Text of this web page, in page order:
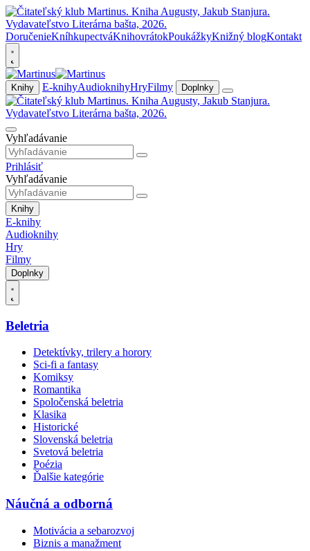
DoručenieKníhkupectváKnihovrátokPoukážkyKnižný blogKontakt
Knihy E-knihyAudioknihyHryFilmy Doplnky
Vyhľadávanie
Prihlásiť
Vyhľadávanie
Knihy
E-knihy
Audioknihy
Hry
Filmy
Doplnky
Beletria
Detektívky, trilery a horory
Sci-fi a fantasy
Komiksy
Romantika
Spoločenská beletria
Klasika
Historické
Slovenská beletria
Svetová beletria
Poézia
Ďalšie kategórie
Náučná a odborná
Motivácia a sebarozvoj
Biznis a manažment